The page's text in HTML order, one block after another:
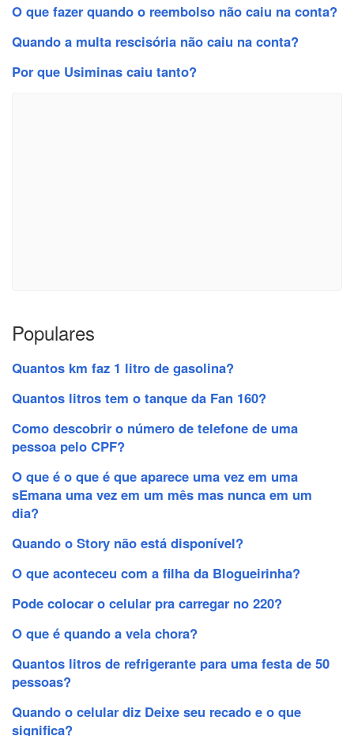
O que fazer quando o reembolso não caiu na conta?
Quando a multa rescisória não caiu na conta?
Por que Usiminas caiu tanto?
Populares
Quantos km faz 1 litro de gasolina?
Quantos litros tem o tanque da Fan 160?
Como descobrir o número de telefone de uma
pessoa pelo CPF?
O que é o que é que aparece uma vez em uma
sEmana uma vez em um mês mas nunca em um
dia?
Quando o Story não está disponível?
O que aconteceu com a filha da Blogueirinha?
Pode colocar o celular pra carregar no 220?
O que é quando a vela chora?
Quantos litros de refrigerante para uma festa de 50
pessoas?
Quando o celular diz Deixe seu recado e o que
significa?